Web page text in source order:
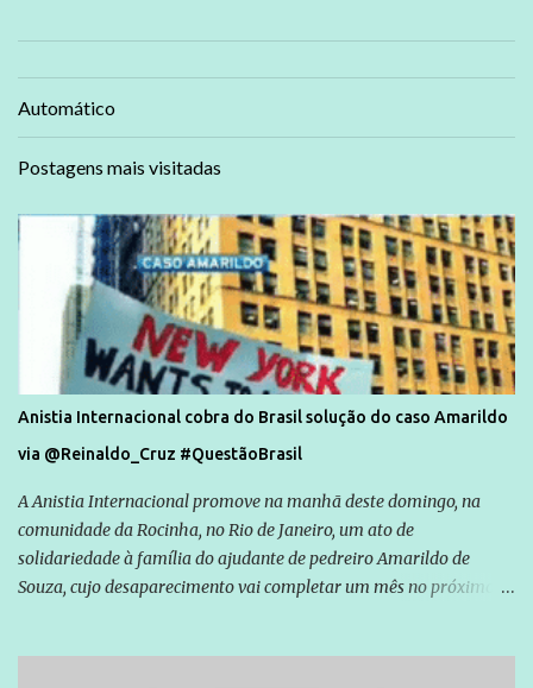
Automático
Postagens mais visitadas
Anistia Internacional cobra do Brasil solução do caso Amarildo
via @Reinaldo_Cruz #QuestãoBrasil
A Anistia Internacional promove na manhã deste domingo, na
comunidade da Rocinha, no Rio de Janeiro, um ato de
solidariedade à família do ajudante de pedreiro Amarildo de
Souza, cujo desaparecimento vai completar um mês no próximo